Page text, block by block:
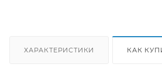
ХАРАКТЕРИСТИКИ КАК